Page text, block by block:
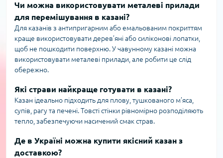
Чи можна використовувати металеві прилади
для перемішування в казані?
Для казанів з антипригарним або емальованим покриттям
краще використовувати дерев’яні або силіконові лопатки,
щоб не пошкодити поверхню. У чавунному казані можна
використовувати металеві прилади, але робити це слід
обережно.
Які страви найкраще готувати в казані?
Казан ідеально підходить для плову, тушкованого м’яса,
супів, рагу та печені. Товсті стінки рівномірно розподіляють
тепло, забезпечуючи насичений смак страв.
Де в Україні можна купити якісний казан з
доставкою?